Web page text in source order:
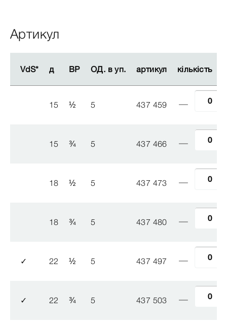
Артикул
VdS* д ВР ОД. в уп. артикул кількість
VdS* д ВР ОД. в уп. артикул кількість
15 ½ 5 437 459
15 ¾ 5 437 466
18 ½ 5 437 473
18 ¾ 5 437 480
✓ 22 ½ 5 437 497
✓ 22 ¾ 5 437 503